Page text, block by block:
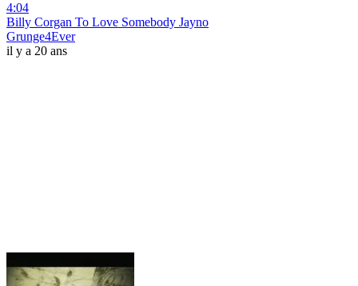
4:04
Billy Corgan To Love Somebody Jayno
Grunge4Ever
il y a 20 ans